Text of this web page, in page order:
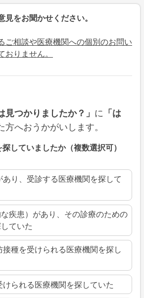
をお聞かせください。
ご相談や医療機関への個別のお問い
りません。
見つかりましたか？」 に 「は
方へおうかがいします。
していましたか（複数選択可）
り、受診する医療機関を探して
疾患）があり、その診療のための
ていた
接種を受けられる医療機関を探し
られる医療機関を探していた